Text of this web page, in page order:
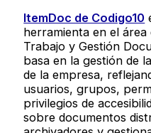
ItemDoc de Codigo10
herramienta en el área
Trabajo y Gestión
basa en la gestión de
de la empresa,
usuarios, grupos,
privilegios de
sobre documentos